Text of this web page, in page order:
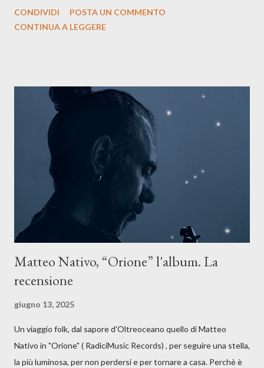
testo ibrido tra italiano e siciliano, e un’urgenza espressiva che
La canzone racconta la difficoltà di creare, e perfino di esistere,
sotto il peso della realtà. Ma lo fa cercando una via d’uscita, una
forma di assoluzione, nel vivere e nel suonare, nel trovare respiro
anche quando l’aria sembra farsi più densa. Il brano è anche una
dichiarazione d’intenti: Cico Messina apre il suo nuovo percorso
artistico con una composizi...
CONDIVIDI
POSTA UN COMMENTO
CONTINUA A LEGGERE
Matteo Nativo, “Orione” l'album. La
recensione
giugno 13, 2025
Un viaggio folk, dal sapore d'Oltreoceano quello di Matteo
Nativo in "Orione" ( RadiciMusic Records) , per seguire una stella,
la più luminosa, per non perdersi e per tornare a casa. Perchè è